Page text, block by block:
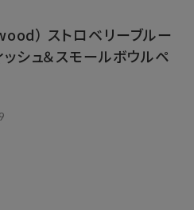
） ストロベリーブルー
シュ＆スモールボウルペ